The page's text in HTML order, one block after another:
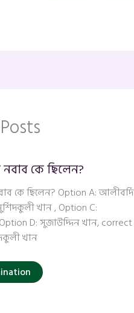
নবাব কে ছিলেন?
কে ছিলেন? Option A: আলীবর্দি
খান , Option C:
D: সুজাউদ্দিন খান, correct
খান